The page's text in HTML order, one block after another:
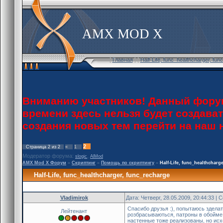
AMX MOD X
[Главная] [Half-Life, func_healthcharger,
Вниманию участников! Данный
времени здесь нельзя будет
создания новых тем перейти на
Страница 2 из 2 « 1
2
Модератор форума: slogic
AlMod
AMX Mod X Форум » Скриптинг » Помощь по скриптингу » Half-Life,
Half-Life, func_healthcharger, func_recharge
Vladimirok Дата: Четверг, 28.05.2009, 20:44:33 |
Лейтенант
Спасибо друзья :), попытаюсь
розбрасываються, патроны в
настенные тоже реализованы, но